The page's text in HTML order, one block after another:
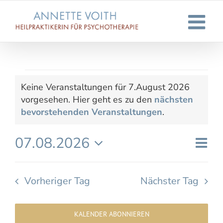
springen
Veranstaltungen
für
7.August
2026
Hinweis
Keine Veranstaltungen für 7.August 2026
vorgesehen. Hier geht es zu den nächsten
bevorstehenden Veranstaltungen.
Tag
07.08.2026
wählen.
Vorheriger Tag Nächster Tag
KALENDER ABONNIEREN